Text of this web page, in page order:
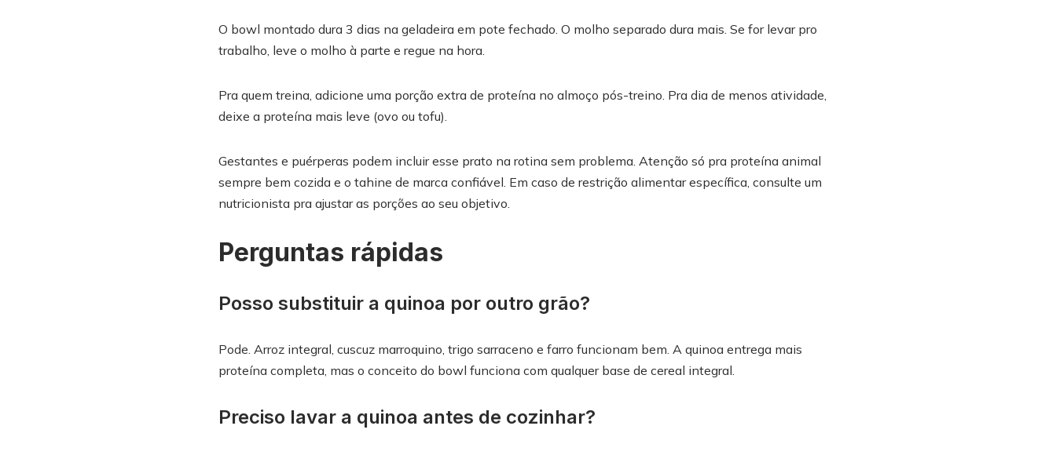
O bowl montado dura 3 dias na geladeira em pote fechado. O molho separado dura mais. Se for levar pro
trabalho, leve o molho à parte e regue na hora.
Pra quem treina, adicione uma porção extra de proteína no almoço pós-treino. Pra dia de menos atividade,
deixe a proteína mais leve (ovo ou tofu).
Gestantes e puérperas podem incluir esse prato na rotina sem problema. Atenção só pra proteína animal
sempre bem cozida e o tahine de marca confiável. Em caso de restrição alimentar específica, consulte um
nutricionista pra ajustar as porções ao seu objetivo.
Perguntas rápidas
Posso substituir a quinoa por outro grão?
Pode. Arroz integral, cuscuz marroquino, trigo sarraceno e farro funcionam bem. A quinoa entrega mais
proteína completa, mas o conceito do bowl funciona com qualquer base de cereal integral.
Preciso lavar a quinoa antes de cozinhar?